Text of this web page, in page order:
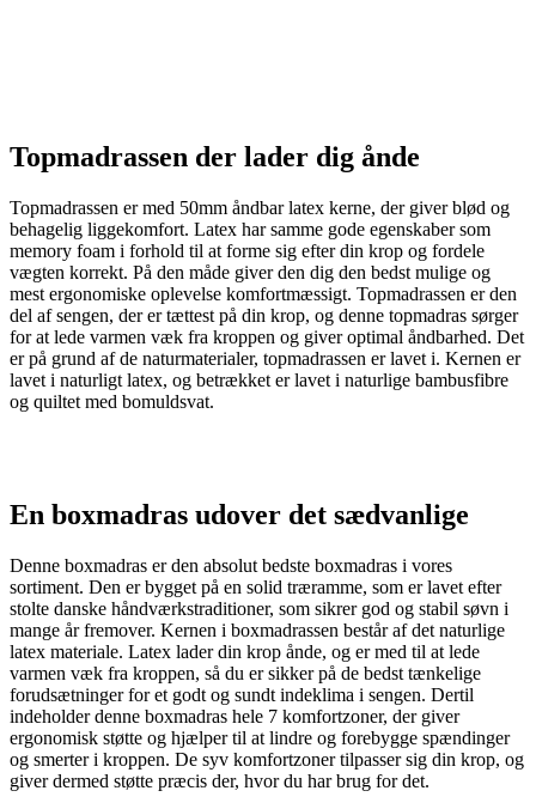
Topmadrassen der lader dig ånde
Topmadrassen er med 50mm åndbar latex kerne, der giver blød og
behagelig liggekomfort. Latex har samme gode egenskaber som
memory foam i forhold til at forme sig efter din krop og fordele
vægten korrekt. På den måde giver den dig den bedst mulige og
mest ergonomiske oplevelse komfortmæssigt. Topmadrassen er den
del af sengen, der er tættest på din krop, og denne topmadras sørger
for at lede varmen væk fra kroppen og giver optimal åndbarhed. Det
er på grund af de naturmaterialer, topmadrassen er lavet i. Kernen er
lavet i naturligt latex, og betrækket er lavet i naturlige bambusfibre
og quiltet med bomuldsvat.
En boxmadras udover det sædvanlige
Denne boxmadras er den absolut bedste boxmadras i vores
sortiment. Den er bygget på en solid træramme, som er lavet efter
stolte danske håndværkstraditioner, som sikrer god og stabil søvn i
mange år fremover. Kernen i boxmadrassen består af det naturlige
latex materiale. Latex lader din krop ånde, og er med til at lede
varmen væk fra kroppen, så du er sikker på de bedst tænkelige
forudsætninger for et godt og sundt indeklima i sengen. Dertil
indeholder denne boxmadras hele 7 komfortzoner, der giver
ergonomisk støtte og hjælper til at lindre og forebygge spændinger
og smerter i kroppen. De syv komfortzoner tilpasser sig din krop, og
giver dermed støtte præcis der, hvor du har brug for det.